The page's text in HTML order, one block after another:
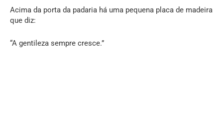
Acima da porta da padaria há uma pequena placa de madeira
que diz:
“A gentileza sempre cresce.”